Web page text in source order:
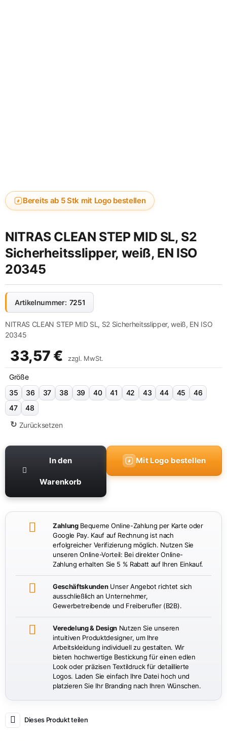
Bereits ab 5 Stk mit Logo bestellen
NITRAS CLEAN STEP MID SL, S2
Sicherheitsslipper, weiß, EN ISO
20345
Artikelnummer: 7251
NITRAS CLEAN STEP MID SL, S2 Sicherheitsslipper, weiß, EN ISO
20345
33,57 € zzgl. MwSt.
Größe
35
36 37 38 39 40 41 42 43 44 45
46
47
48
Zurücksetzen
In den
Warenkorb
Mit Logo bestellen
ZahlungBequeme Online-Zahlung per Karte oder
Google Pay. Kauf auf Rechnung ist nach
erfolgreicher Verifizierung möglich. Nutzen Sie
unseren Online-Vorteil: Bei direkter Online-
Zahlung erhalten Sie 5 % Rabatt auf Ihren Einkauf.
GeschäftskundenUnser Angebot richtet sich
ausschließlich an Unternehmer,
Gewerbetreibende und Freiberufler (B2B).
Veredelung & DesignNutzen Sie unseren
intuitiven Produktdesigner, um Ihre
Arbeitskleidung individuell zu gestalten. Wir
bieten hochwertige Bestickung für einen edlen
Look oder präzisen Textildruck für detaillierte
Logos. Laden Sie einfach Ihre Datei hoch und
platzieren Sie Ihr Branding nach Ihren Wünschen.
Dieses Produkt teilen